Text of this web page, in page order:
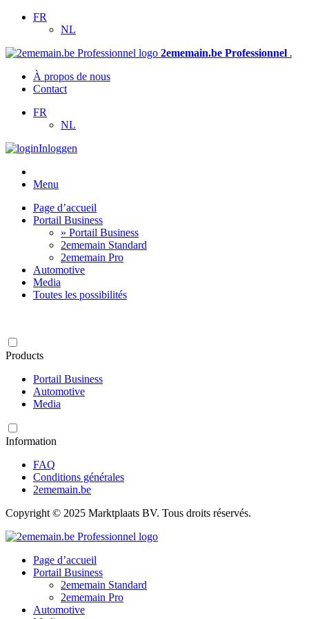
FR
NL
2ememain.be Professionnel .
À propos de nous
Contact
FR
NL
Inloggen
Menu
Page d’accueil
Portail Business
» Portail Business
2ememain Standard
2ememain Pro
Automotive
Media
Toutes les possibilités
Products
Portail Business
Automotive
Media
Information
FAQ
Conditions générales
2ememain.be
Copyright © 2025 Marktplaats BV. Tous droits réservés.
Page d’accueil
Portail Business
2ememain Standard
2ememain Pro
Automotive